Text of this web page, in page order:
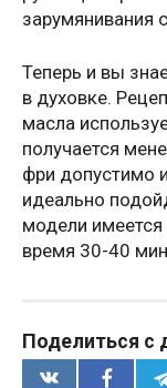
зарумянивания
Теперь и вы
в духовке.
масла
получается
фри допустимо
идеально
модели имеется
время 30-40
Поделиться с